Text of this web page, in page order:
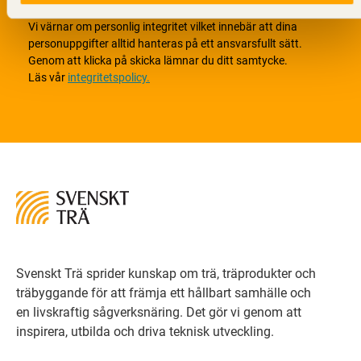
Vi värnar om personlig integritet vilket innebär att dina
personuppgifter alltid hanteras på ett ansvarsfullt sätt.
Genom att klicka på skicka lämnar du ditt samtycke.
Läs vår integritetspolicy.
Svenskt Trä sprider kunskap om trä, träprodukter och
träbyggande för att främja ett hållbart samhälle och
en livskraftig sågverksnäring. Det gör vi genom att
inspirera, utbilda och driva teknisk utveckling.